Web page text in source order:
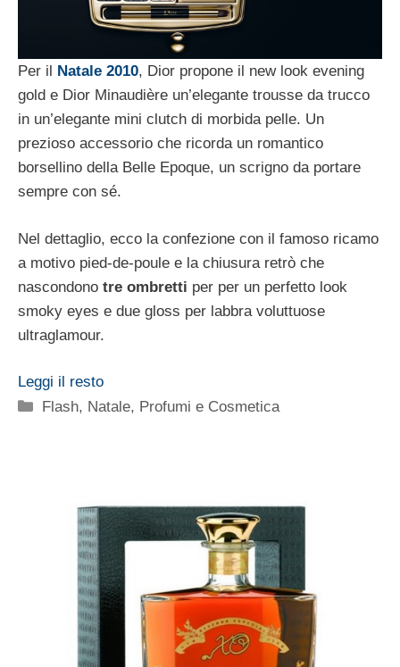
Per il Natale 2010, Dior propone il new look evening
gold e Dior Minaudière un’elegante trousse da trucco
in un’elegante mini clutch di morbida pelle. Un
prezioso accessorio che ricorda un romantico
borsellino della Belle Epoque, un scrigno da portare
sempre con sé.
Nel dettaglio, ecco la confezione con il famoso ricamo
a motivo pied-de-poule e la chiusura retrò che
nascondono tre ombretti per per un perfetto look
smoky eyes e due gloss per labbra voluttuose
ultraglamour.
Leggi il resto
Categorie
Flash, Natale, Profumi e Cosmetica